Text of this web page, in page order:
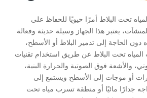
تحت البلاط أمرًا حيويًا للحفاظ على
يعتبر هذا الجهاز وسيلة حديثة وفعالة
الحاجة إلى تدمير البلاط أو الأسطح،
تحت البلاط عن طريق استخدام تقنيات
والأشعة فوق الصوتية والحرارة البنية،
أو موجات إلى الأسطح ويستمع إلى
جدارًا مائيًا أو منطقة تسرب مياه تحت